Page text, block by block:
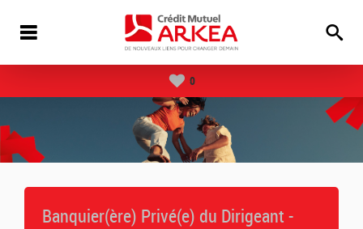
0
Banquier(ère) Privé(e) du Dirigeant -